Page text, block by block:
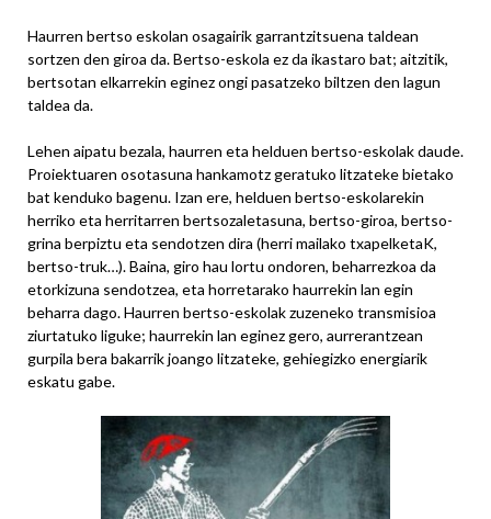
Haurren bertso eskolan osagairik garrantzitsuena taldean
sortzen den giroa da. Bertso-eskola ez da ikastaro bat; aitzitik,
bertsotan elkarrekin eginez ongi pasatzeko biltzen den lagun
taldea da.
Lehen aipatu bezala, haurren eta helduen bertso-eskolak daude.
Proiektuaren osotasuna hankamotz geratuko litzateke bietako
bat kenduko bagenu. Izan ere, helduen bertso-eskolarekin
herriko eta herritarren bertsozaletasuna, bertso-giroa, bertso-
grina berpiztu eta sendotzen dira (herri mailako txapelketaK,
bertso-truk…). Baina, giro hau lortu ondoren, beharrezkoa da
etorkizuna sendotzea, eta horretarako haurrekin lan egin
beharra dago. Haurren bertso-eskolak zuzeneko transmisioa
ziurtatuko liguke; haurrekin lan eginez gero, aurrerantzean
gurpila bera bakarrik joango litzateke, gehiegizko energiarik
eskatu gabe.